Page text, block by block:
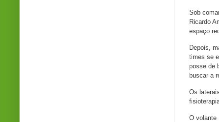
Sob
Ricardo
espaço
Depois,
times se
posse de
buscar a
Os
O volante